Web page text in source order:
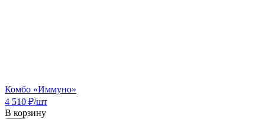
Комбо «Иммуно»
4 510 ₽/шт
В корзину